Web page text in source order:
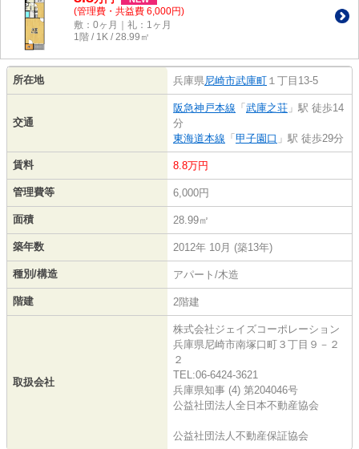
(管理費・共益費 6,000円)
敷：0ヶ月｜礼：1ヶ月
1階 / 1K / 28.99㎡
所在地 兵庫県尼崎市武庫町 １丁目13-5
交通
阪急神戸本線 「 武庫之荘 」駅 徒歩14
分
東海道本線 「 甲子園口 」駅 徒歩29分
賃料 8.8万円
管理費等 6,000円
面積 28.99㎡
築年数 2012年 10月 (築13年)
種別/構造 アパート/木造
階建 2階建
取扱会社
株式会社ジェイズコーポレーション
兵庫県尼崎市南塚口町３丁目９－２
２
TEL:06-6424-3621
兵庫県知事 (4) 第204046号
公益社団法人全日本不動産協会
公益社団法人不動産保証協会